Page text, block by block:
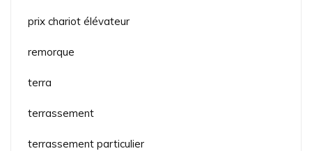
prix chariot élévateur
remorque
terra
terrassement
terrassement particulier